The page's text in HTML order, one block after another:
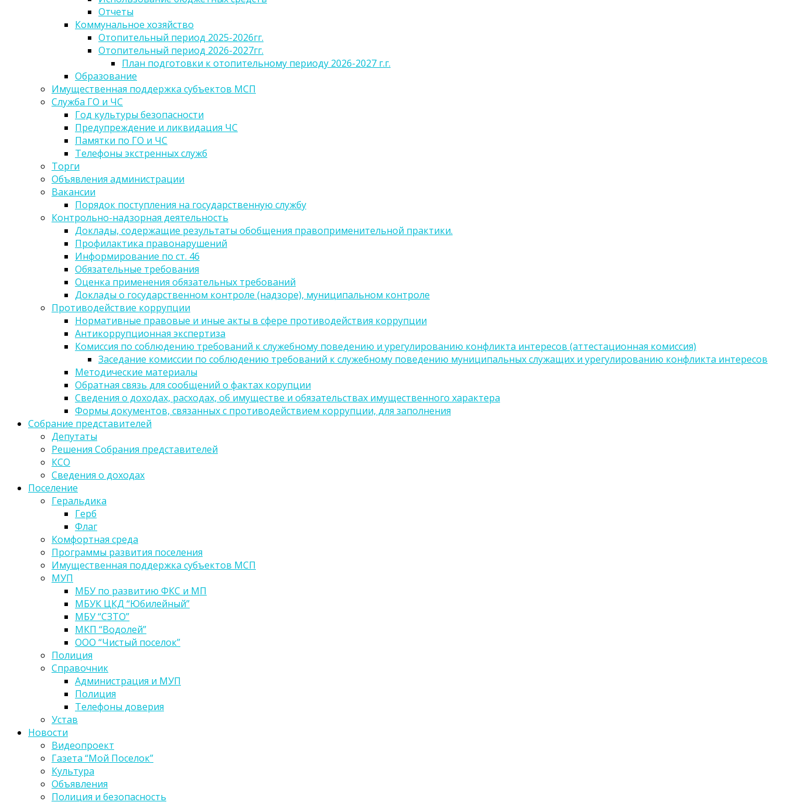
Отчеты
Коммунальное хозяйство
Отопительный период 2025-2026гг.
Отопительный период 2026-2027гг.
План подготовки к отопительному периоду 2026-2027 г.г.
Образование
Имущественная поддержка субъектов МСП
Служба ГО и ЧС
Год культуры безопасности
Предупреждение и ликвидация ЧС
Памятки по ГО и ЧС
Телефоны экстренных служб
Торги
Объявления администрации
Вакансии
Порядок поступления на государственную службу
Контрольно-надзорная деятельность
Доклады, содержащие результаты обобщения правоприменительной практики.
Профилактика правонарушений
Информирование по ст. 46
Обязательные требования
Оценка применения обязательных требований
Доклады о государственном контроле (надзоре), муниципальном контроле
Противодействие коррупции
Нормативные правовые и иные акты в сфере противодействия коррупции
Антикоррупционная экспертиза
Комиссия по соблюдению требований к служебному поведению и урегулированию конфликта интересов (аттестационная комиссия)
Заседание комиссии по соблюдению требований к служебному поведению муниципальных служащих и урегулированию конфликта интересов
Методические материалы
Обратная связь для сообщений о фактах корупции
Сведения о доходах, расходах, об имуществе и обязательствах имущественного характера
Формы документов, связанных с противодействием коррупции, для заполнения
Собрание представителей
Депутаты
Решения Собрания представителей
КСО
Сведения о доходах
Поселение
Геральдика
Герб
Флаг
Комфортная среда
Программы развития поселения
Имущественная поддержка субъектов МСП
МУП
МБУ по развитию ФКС и МП
МБУК ЦКД “Юбилейный”
МБУ “СЗТО”
МКП “Водолей”
ООО “Чистый поселок”
Полиция
Справочник
Администрация и МУП
Полиция
Телефоны доверия
Устав
Новости
Видеопроект
Газета “Мой Поселок”
Культура
Объявления
Полиция и безопасность